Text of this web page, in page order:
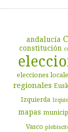
andalucía
constitución
elecciones
regionales
Izquierda
mapas
Vasco